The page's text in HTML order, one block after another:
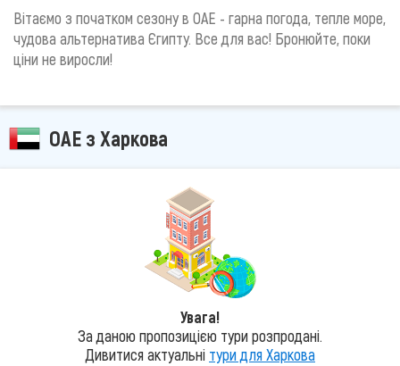
Вітаємо з початком сезону в ОАЕ - гарна погода, тепле море,
чудова альтернатива Єгипту. Все для вас! Бронюйте, поки
ціни не виросли!
ОАЕ з Харкова
Увага!
За даною пропозицією тури розпродані.
Дивитися актуальні тури для Харкова